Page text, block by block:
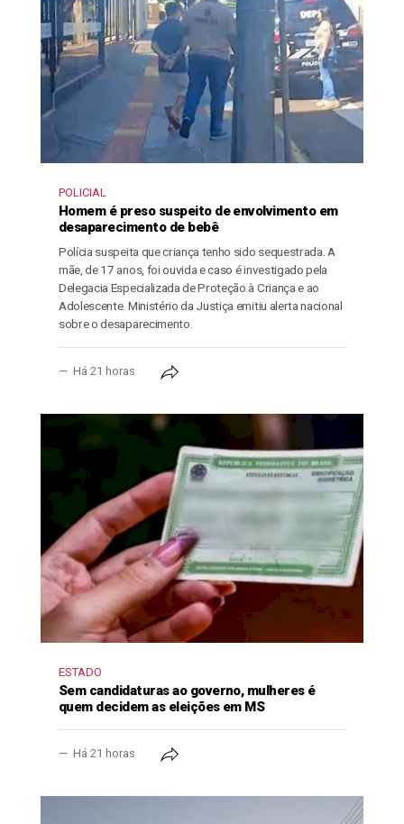
POLICIAL
Homem é preso suspeito de envolvimento em
desaparecimento de bebê
Polícia suspeita que criança tenho sido sequestrada. A
mãe, de 17 anos, foi ouvida e caso é investigado pela
Delegacia Especializada de Proteção à Criança e ao
Adolescente. Ministério da Justiça emitiu alerta nacional
sobre o desaparecimento.
Há 21 horas
ESTADO
Sem candidaturas ao governo, mulheres é
quem decidem as eleições em MS
Há 21 horas